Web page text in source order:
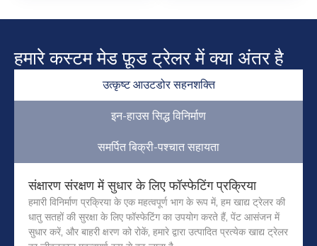
हमारे कस्टम मेड फ़ूड ट्रेलर में क्या अंतर है
उत्कृष्ट आउटडोर सहनशक्ति
इन-हाउस सिद्ध विनिर्माण
समर्पित बिक्री-पश्चात सहायता
संक्षारण संरक्षण में सुधार के लिए फॉस्फेटिंग प्रक्रिया
हमारी विनिर्माण प्रक्रिया के एक महत्वपूर्ण भाग के रूप में, हम खाद्य ट्रेलर की
धातु सतहों की सुरक्षा के लिए फॉस्फेटिंग का उपयोग करते हैं, पेंट आसंजन में
सुधार करें, और बाहरी क्षरण को रोकें, हमारे द्वारा उत्पादित प्रत्येक खाद्य ट्रेलर